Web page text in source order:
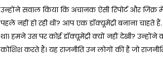
उन्होंने सवाल किया कि अचानक ऐसी रिपोर्ट और
पहले नहीं हो रही थीं? आप एक डॉक्यूमेंट्री बनाना
था। हमने उस पर कोई डॉक्यूमेंट्री क्यों नहीं देखी?
कोशिश करते हैं। यह राजनीति उन लोगों की है जो